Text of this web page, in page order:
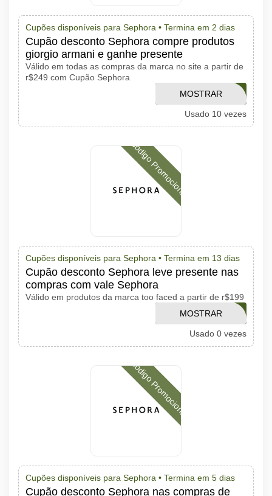
Cupões disponíveis para Sephora • Termina em 2 dias
Cupão desconto Sephora compre produtos
giorgio armani e ganhe presente
Válido em todas as compras da marca no site a partir de
r$249 com Cupão Sephora
VERAOARMANI
MOSTRAR
CÓDIGO
Usado 10 vezes
Código Promocional
Cupões disponíveis para Sephora • Termina em 13 dias
Cupão desconto Sephora leve presente nas
compras com vale Sephora
Válido em produtos da marca too faced a partir de r$199
LADYBOLD
MOSTRAR
CÓDIGO
Usado 0 vezes
Código Promocional
Cupões disponíveis para Sephora • Termina em 5 dias
Cupão desconto Sephora nas compras de